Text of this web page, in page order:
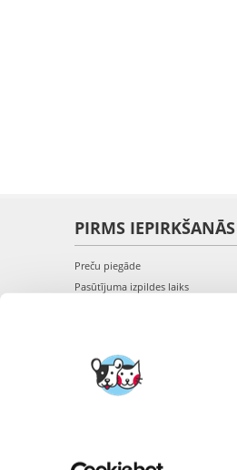
PIRMS IEPIRKŠANĀS
Preču piegāde
Pasūtījuma izpildes laiks
Privātuma politika